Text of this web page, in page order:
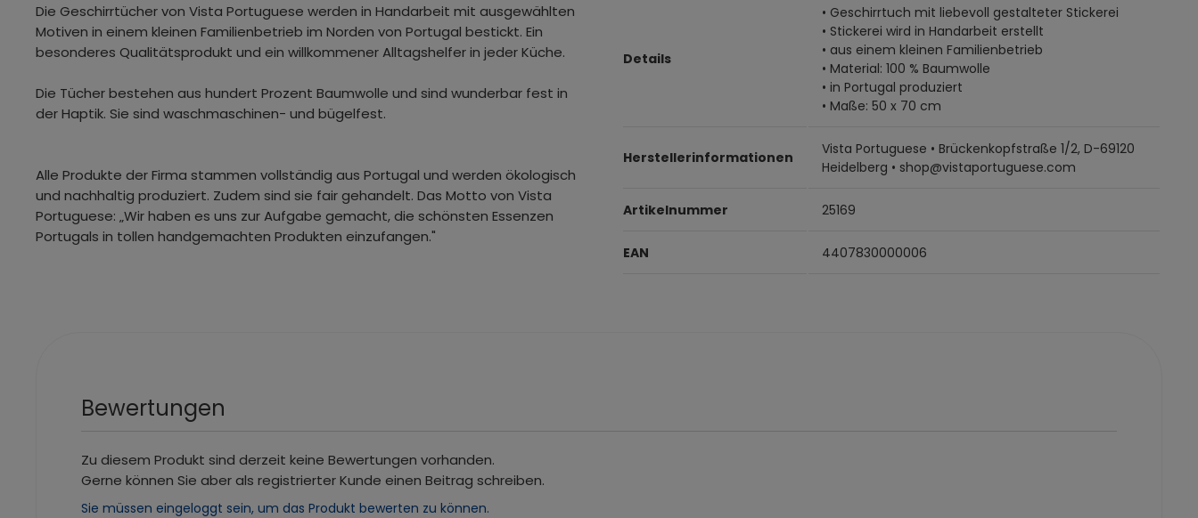
Die Geschirrtücher von Vista Portuguese werden in Handarbeit mit ausgewählten
Motiven in einem kleinen Familienbetrieb im Norden von Portugal bestickt. Ein
besonderes Qualitätsprodukt und ein willkommener Alltagshelfer in jeder Küche.
Die Tücher bestehen aus hundert Prozent Baumwolle und sind wunderbar fest in
der Haptik. Sie sind waschmaschinen- und bügelfest.
Alle Produkte der Firma stammen vollständig aus Portugal und werden ökologisch
und nachhaltig produziert. Zudem sind sie fair gehandelt. Das Motto von Vista
Portuguese: „Wir haben es uns zur Aufgabe gemacht, die schönsten Essenzen
Portugals in tollen handgemachten Produkten einzufangen."
Details
• Geschirrtuch mit liebevoll gestalteter Stickerei
• Stickerei wird in Handarbeit erstellt
• aus einem kleinen Familienbetrieb
• Material: 100 % Baumwolle
• in Portugal produziert
• Maße: 50 x 70 cm
Herstellerinformationen
Vista Portuguese • Brückenkopfstraße 1/2, D-69120
Heidelberg • shop@vistaportuguese.com
Artikelnummer 25169
EAN 4407830000006
Bewertungen
Zu diesem Produkt sind derzeit keine Bewertungen vorhanden.
Gerne können Sie aber als registrierter Kunde einen Beitrag schreiben.
Sie müssen eingeloggt sein, um das Produkt bewerten zu können.